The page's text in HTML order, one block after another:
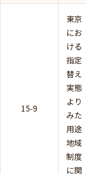
15-9
東京
にお
ける
指定
替え
実態
より
みた
用途
地域
制度
に関